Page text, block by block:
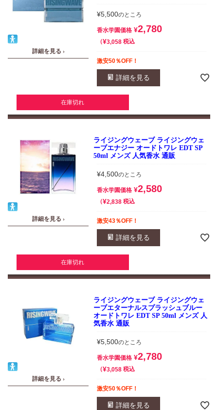
詳細を見る ›
¥5,500のところ
香水学園価格 ¥2,780
¥3,058 税込
激安50％OFF！
詳細を見る
在庫切れ
詳細を見る ›
ライジングウェーブ ライジングウェ
ーブエナジー オードトワレ EDT SP
50ml メンズ 人気香水 通販
¥4,500のところ
香水学園価格 ¥2,580
¥2,838 税込
激安43％OFF！
詳細を見る
在庫切れ
詳細を見る ›
ライジングウェーブ ライジングウェ
ーブエターナルスプラッシュブルー
オードトワレ EDT SP 50ml メンズ 人
気香水 通販
¥5,500のところ
香水学園価格 ¥2,780
¥3,058 税込
激安50％OFF！
詳細を見る